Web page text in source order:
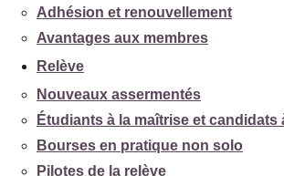
Adhésion et renouvellement
Avantages aux membres
Relève
Nouveaux assermentés
Étudiants à la maîtrise et candidats
Bourses en pratique non solo
Pilotes de la relève